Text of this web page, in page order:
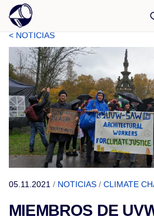
< NOTICIAS
05.11.2021 / NOTICIAS / CLIMATE
MIEMBROS DE